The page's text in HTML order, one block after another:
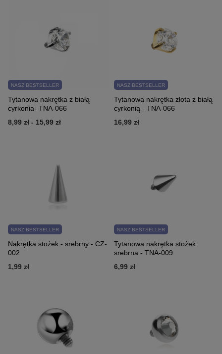
NASZ BESTSELLER
Tytanowa nakrętka z białą
cyrkonia- TNA-066
8,99 zł - 15,99 zł
NASZ BESTSELLER
Tytanowa nakrętka złota z białą
cyrkonią - TNA-066
16,99 zł
NASZ BESTSELLER
Nakrętka stożek - srebrny - CZ-
002
1,99 zł
NASZ BESTSELLER
Tytanowa nakrętka stożek
srebrna - TNA-009
6,99 zł